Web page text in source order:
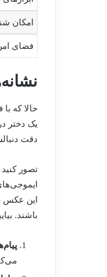
امکان
فضای
حالا که
یک دختر
دقت
تصور کنید
این عکس
باشند.